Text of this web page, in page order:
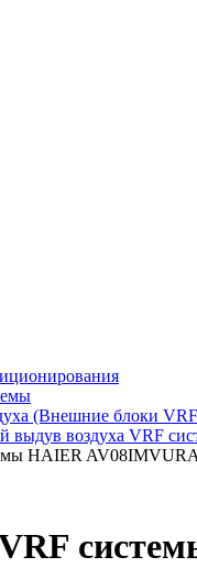
(Внешние блоки
выдув воздуха VRF
HAIER AV08IMVURA